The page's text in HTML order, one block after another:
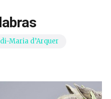
Maria d’Arquer